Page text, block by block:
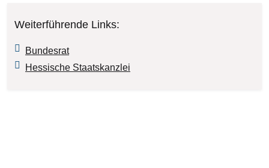
Weiterführende Links:
Bundesrat
Hessische Staatskanzlei